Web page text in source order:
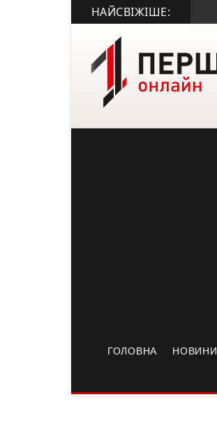
НАЙСВІЖІШЕ:
ГОЛОВНА НОВИНИ